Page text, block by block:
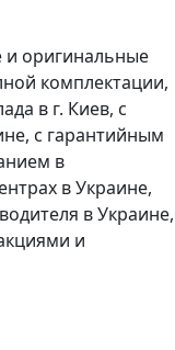
и оригинальные
комплектации,
в г. Киев, с
с гарантийным
в
в Украине,
в Украине,
и